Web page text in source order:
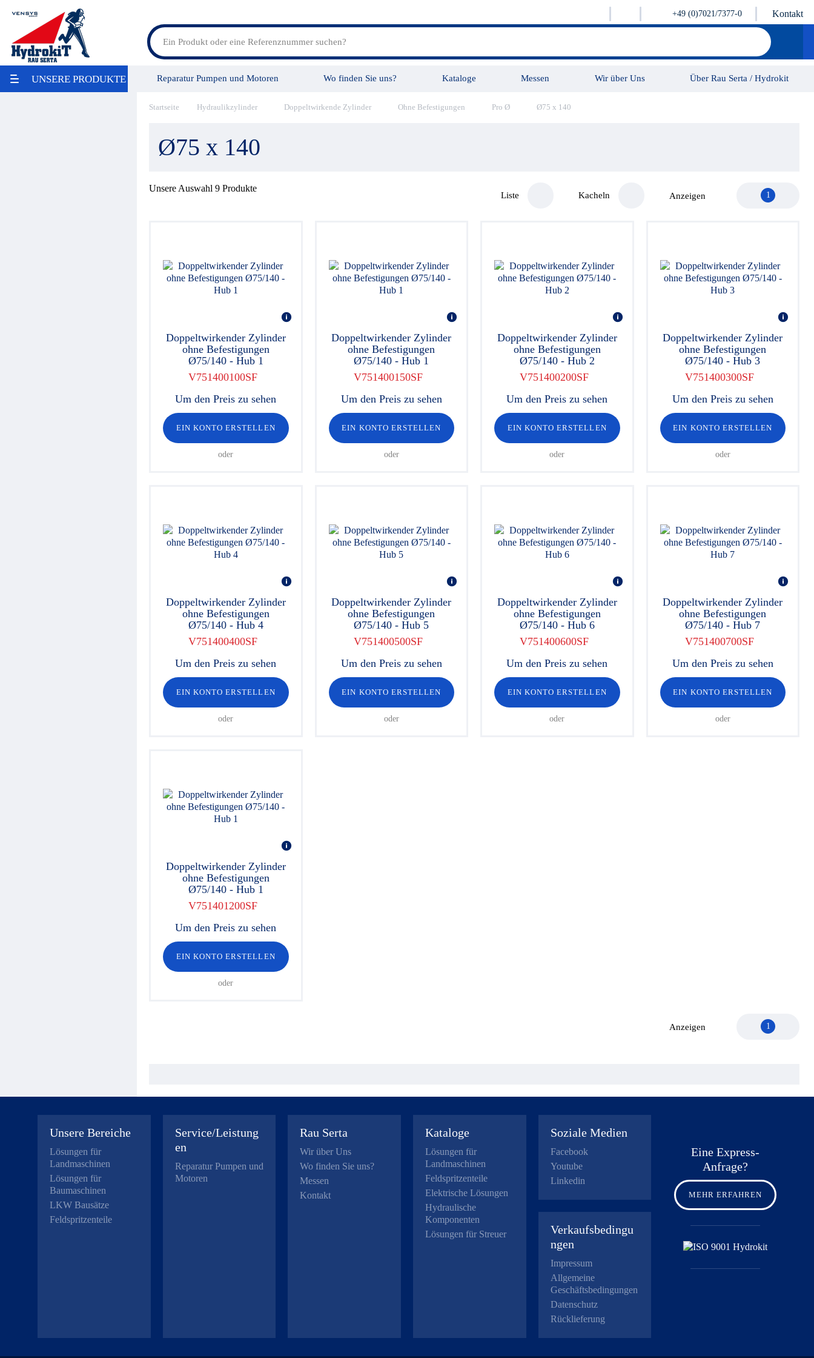
+49 (0)7021/7377-0 Kontakt
UNSERE PRODUKTE
Lösungen für Landmaschinen
Lösungen für Baumaschinen
Reparatur Pumpen und Motoren Wo finden Sie uns? Kataloge Messen Wir über Uns Über Rau Serta / Hydrokit
Service/Leistungen Videos
Startseite Hydraulikzylinder Doppeltwirkende Zylinder Ohne Befestigungen Pro Ø Ø75 x 140
Ø75 x 140
Unsere Auswahl 9 Produkte
Liste Kacheln Anzeigen 1
Doppeltwirkender Zylinder
ohne Befestigungen
Ø75/140 - Hub 1
V751400100SF
Um den Preis zu sehen
EIN KONTO ERSTELLEN
oder
Doppeltwirkender Zylinder
ohne Befestigungen
Ø75/140 - Hub 1
V751400150SF
Um den Preis zu sehen
EIN KONTO ERSTELLEN
oder
Doppeltwirkender Zylinder
ohne Befestigungen
Ø75/140 - Hub 2
V751400200SF
Um den Preis zu sehen
EIN KONTO ERSTELLEN
oder
Doppeltwirkender Zylinder
ohne Befestigungen
Ø75/140 - Hub 3
V751400300SF
Um den Preis zu sehen
EIN KONTO ERSTELLEN
oder
Doppeltwirkender Zylinder
ohne Befestigungen
Ø75/140 - Hub 4
V751400400SF
Um den Preis zu sehen
EIN KONTO ERSTELLEN
oder
Doppeltwirkender Zylinder
ohne Befestigungen
Ø75/140 - Hub 5
V751400500SF
Um den Preis zu sehen
EIN KONTO ERSTELLEN
oder
Doppeltwirkender Zylinder
ohne Befestigungen
Ø75/140 - Hub 6
V751400600SF
Um den Preis zu sehen
EIN KONTO ERSTELLEN
oder
Doppeltwirkender Zylinder
ohne Befestigungen
Ø75/140 - Hub 7
V751400700SF
Um den Preis zu sehen
EIN KONTO ERSTELLEN
oder
Doppeltwirkender Zylinder
ohne Befestigungen
Ø75/140 - Hub 1
V751401200SF
Um den Preis zu sehen
EIN KONTO ERSTELLEN
oder
Anzeigen 1
Unsere Bereiche
Lösungen für
Landmaschinen
Lösungen für
Baumaschinen
LKW Bausätze
Feldspritzenteile
Service/Leistung
en
Reparatur Pumpen und
Motoren
Rau Serta
Wir über Uns
Wo finden Sie uns?
Messen
Kontakt
Kataloge
Lösungen für
Landmaschinen
Feldspritzenteile
Elektrische Lösungen
Hydraulische
Komponenten
Lösungen für Streuer
Soziale Medien
Facebook
Youtube
Linkedin
Verkaufsbedingu
ngen
Impressum
Allgemeine
Geschäftsbedingungen
Datenschutz
Rücklieferung
Eine Express-
Anfrage?
MEHR ERFAHREN